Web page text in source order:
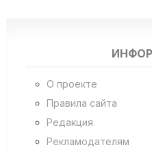
О проекте
Правила сайта
Редакция
Рекламодателям